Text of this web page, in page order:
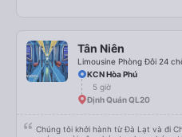
Tân Niên
Limousine Phòng Đôi 24
KCN Hòa Phú
5 giờ
Định Quán QL20
Chúng tôi khởi hành từ Đà Lạt và đi